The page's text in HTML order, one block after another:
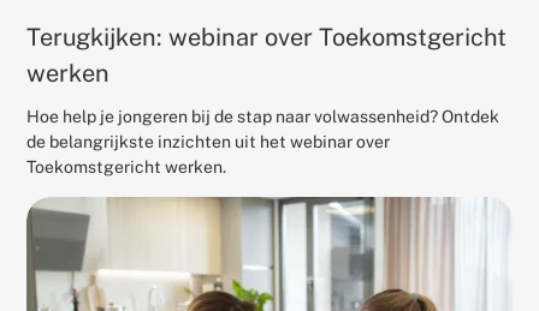
Terugkijken: webinar over Toekomstgericht
werken
Hoe help je jongeren bij de stap naar volwassenheid? Ontdek
de belangrijkste inzichten uit het webinar over
Toekomstgericht werken.